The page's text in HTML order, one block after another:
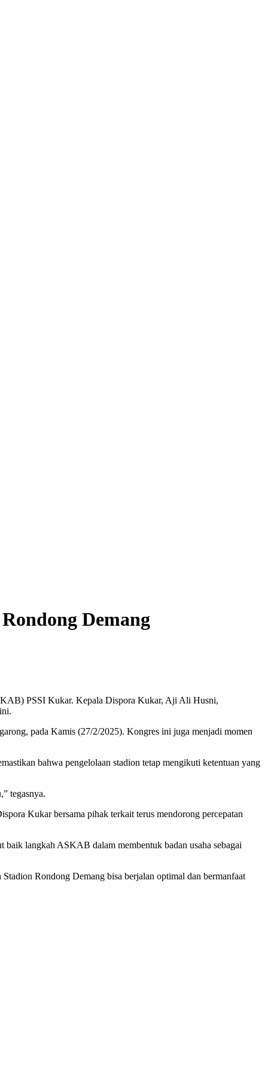
Demang
PSSI Kukar. Kepala Dispora Kukar, Aji Ali Husni,
pada Kamis (27/2/2025). Kongres ini juga menjadi momen
bahwa pengelolaan stadion tetap mengikuti ketentuan yang
tegasnya.
Kukar bersama pihak terkait terus mendorong percepatan
baik langkah ASKAB dalam membentuk badan usaha sebagai
Rondong Demang bisa berjalan optimal dan bermanfaat